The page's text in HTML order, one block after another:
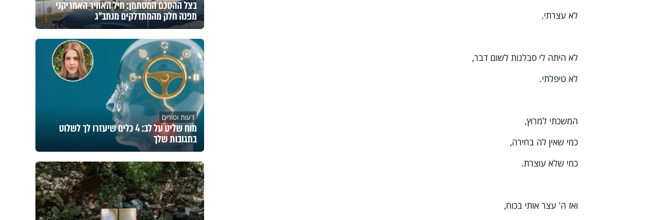
לא עצרתי.
לא היתה לי סבלנות לשום דבר,
לא טיפלתי.
המשכתי למרוץ,
כמי שאין לה בחירה,
כמי שלא עוצרת.
ואז ה' עצר אותי בכוח,
בצל ההסכם המסתמן: חיל האוויר האמריקני
מפנה חלק מהמתדלקים מנתב"ג
דעות וטורים
מוח שליט על לב: 4 כלים שיעזרו לך לשלוט
בתגובות שלך